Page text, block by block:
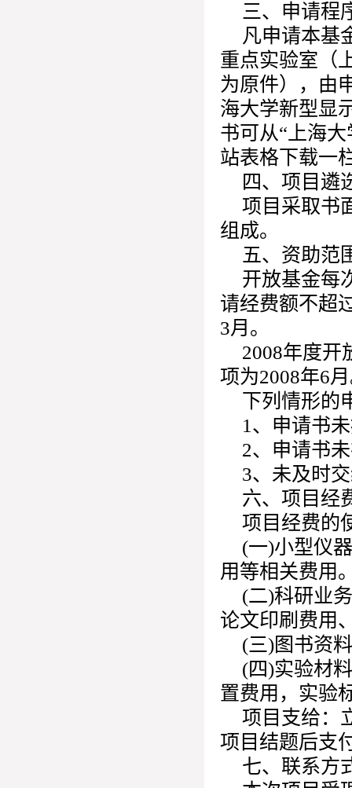
三、申请程
凡申请本基
重点实验室（
为原件），由
海大学新型显
书可从“上海
站表格下载一
四、项目遴
项目采取书
组成。
五、资助范
开放基金每
请经费额不超
3月。
2008年度开
项为2008年6
下列情形
1、申请书
2、申请书
3、未及时
六、项目经
项目经费的
(一)小型仪
用等相关费用
(二)科研业
论文印刷费用
(三)图书资
(四)实验材
置费用，实验
项目支给：
项目结题后支
七、联系方